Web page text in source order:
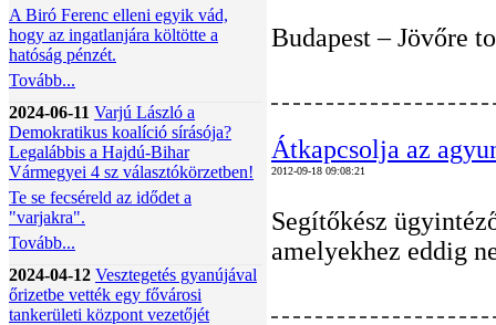
A Biró Ferenc elleni egyik vád,
hogy az ingatlanjára költötte a
hatóság pénzét.
Tovább...
2024-06-11 Varjú László a
Demokratikus koalíció sírásója?
Legalábbis a Hajdú-Bihar
Vármegyei 4 sz választókörzetben!
Te se fecséreld az idődet a
"varjakra".
Tovább...
2024-04-12 Vesztegetés gyanújával
őrizetbe vették egy fővárosi
tankerületi központ vezetőjét
Budapest – Jövőre
Átkapcsolja az
2012-09-18 09:08:21
Segítőkész
amelyekhez eddig